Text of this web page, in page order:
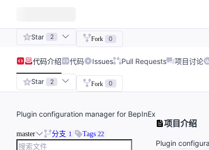
Star 2 Fork 0
代码介绍 代码 Issues Pull Requests 项目讨论
Star 2 Fork 0
Plugin configuration manager for BepInEx
master 分支 1 Tags 22
项目介绍
Plugin